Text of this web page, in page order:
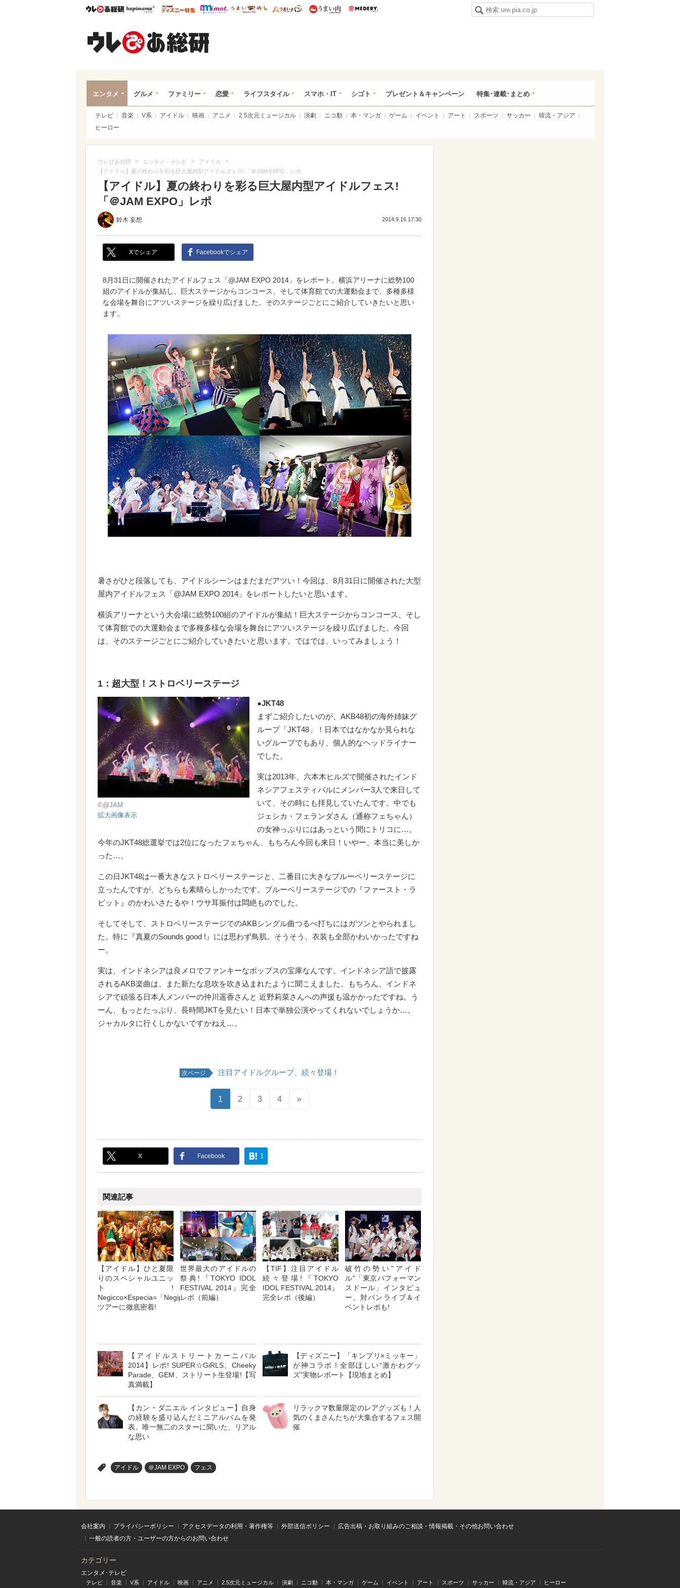
ウレぴあ総研ハピママ* ウレぴあ総研 ディズニー特集
mimot. うまいめし うまいパン うまい肉
エンタメ グルメ ファミリー 恋愛 ライフスタイル スマホ・IT シゴト プレゼント＆キャンペーン 特集･連載･まとめ
テレビ 音楽 V系 アイドル 映画 アニメ 2.5次元ミュージカル 演劇 ニコ動 本・マンガ ゲーム イベント アート スポーツ サッカー
韓流・アジア
ヒーロー
ウレぴあ総研 > エンタメ・テレビ > アイドル >
【アイドル】夏の終わりを彩る巨大屋内型アイドルフェス! 「＠JAM EXPO」レポ
【アイドル】夏の終わりを彩る巨大屋内型アイドルフェス!
「＠JAM EXPO」レポ
鈴木 妄想 2014.9.16 17:30
Xでシェア Facebookでシェア
8月31日に開催されたアイドルフェス「@JAM EXPO 2014」をレポート。横浜アリーナに総勢100
組のアイドルが集結し、巨大ステージからコンコース、そして体育館での大運動会まで、多種多様
な会場を舞台にアツいステージを繰り広げました。そのステージごとにご紹介していきたいと思い
ます。
暑さがひと段落しても、アイドルシーンはまだまだアツい！今回は、8月31日に開催された大型
屋内アイドルフェス「@JAM EXPO 2014」をレポートしたいと思います。
横浜アリーナという大会場に総勢100組のアイドルが集結！巨大ステージからコンコース、そし
て体育館での大運動会まで多種多様な会場を舞台にアツいステージを繰り広げました。今回
は、そのステージごとにご紹介していきたいと思います。ではでは、いってみましょう！
1：超大型！ストロベリーステージ
©@JAM
拡大画像表示
●JKT48
まずご紹介したいのが、AKB48初の海外姉妹グ
ループ「JKT48」！日本ではなかなか見られな
いグループでもあり、個人的なヘッドライナー
でした。
実は2013年、六本木ヒルズで開催されたインド
ネシアフェスティバルにメンバー3人で来日して
いて、その時にも拝見していたんです。中でも
ジェシカ・フェランダさん（通称フェちゃん）
の女神っぷりにはあっという間にトリコに…。
今年のJKT48総選挙では2位になったフェちゃん、もちろん今回も来日！いやー、本当に美しか
った…。
この日JKT48は一番大きなストロベリーステージと、二番目に大きなブルーベリーステージに
立ったんですが、どちらも素晴らしかったです。ブルーベリーステージでの『ファースト・ラ
ビット』のかわいさたるや！ウサ耳振付は悶絶ものでした。
そしてそして、ストロベリーステージでのAKBシングル曲つるべ打ちにはガツンとやられまし
た。特に『真夏のSounds good !』には思わず鳥肌。そうそう、衣装も全部かわいかったですね
ー。
実は、インドネシアは良メロでファンキーなポップスの宝庫なんです。インドネシア語で披露
されるAKB楽曲は、また新たな息吹を吹き込まれたように聞こえました。もちろん、インドネ
シアで頑張る日本人メンバーの仲川遥香さんと 近野莉菜さんへの声援も温かかったですね。う
ーん、もっとたっぷり、長時間JKTを見たい！日本で単独公演やってくれないでしょうか…。
ジャカルタに行くしかないですかねえ…。
次ページ 注目アイドルグループ、続々登場！
1 2 3 4 »
X Facebook 1
関連記事
【アイドル】ひと夏限
りのスペシャルユニッ
ト!
Negicco×Especia=「Negipecia」
ツアーに徹底密着!
世界最大のアイドルの
祭典!『TOKYO IDOL
FESTIVAL 2014』完全
レポ（前編）
【TIF】注目アイドル
続々登場!『TOKYO
IDOL FESTIVAL 2014』
完全レポ（後編）
破竹の勢い"アイド
ル"「東京パフォーマン
スドール」インタビュ
ー。対バンライブ＆イ
ベントレポも!
【アイドルストリートカーニバル
2014】レポ! SUPER☆GiRLS、Cheeky
Parade、GEM、ストリート生登場!【写
真満載】
【ディズニー】「キンプリ×ミッキー」
が神コラボ！全部ほしい“激かわグッ
ズ”実物レポート【現地まとめ】
【カン・ダニエル インタビュー】自身
の経験を盛り込んだミニアルバムを発
表。唯一無二のスターに聞いた、リアル
な思い
リラックマ数量限定のレアグッズも！人
気のくまさんたちが大集合するフェス開
催
アイドル ＠JAM EXPO フェス
会社案内 プライバシーポリシー アクセスデータの利用・著作権等 外部送信ポリシー
広告出稿・お取り組みのご相談・情報掲載・その他お問い合わせ
一般の読者の方・ユーザーの方からのお問い合わせ
カテゴリー
エンタメ･テレビ
テレビ 音楽 V系 アイドル 映画 アニメ 2.5次元ミュージカル 演劇 ニコ動 本・マンガ ゲーム イベント アート スポーツ サッカー 韓流・アジア ヒーロー